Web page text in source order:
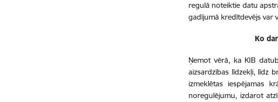
regulā noteiktie datu
gadījumā kredītdevējs var
Ko
Ņemot vērā, ka KIB
aizsardzības līdzekļi, līdz
izmeklētas iespējamas
noregulējumu, izdarot